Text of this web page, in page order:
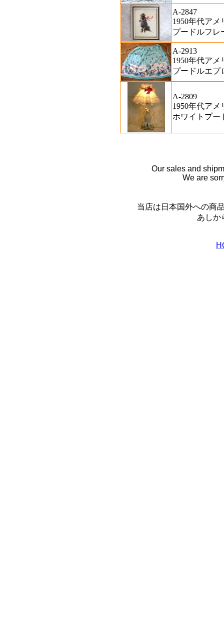
A-2847
1950年代アメ
プードルフレ
A-2913
1950年代アメ
プードルエプ
A-2809
1950年代アメ
ホワイトプー
Our sales and
We are
当店は日本国外への商
あしか